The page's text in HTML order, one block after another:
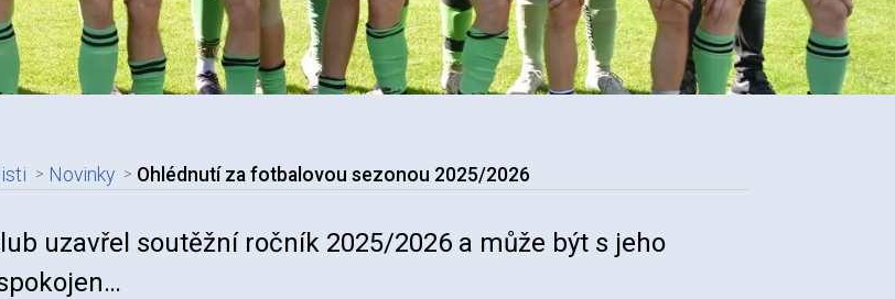
Novinky Ohlédnutí za fotbalovou sezonou 2025/2026
článku
uzavřel soutěžní ročník 2025/2026 a může být s jeho